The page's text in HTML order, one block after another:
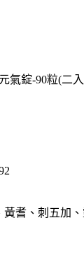
氣錠-90粒(二
黃耆、刺五加